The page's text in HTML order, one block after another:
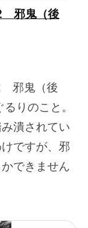
邪鬼（後
邪鬼（後
りのこと。
潰されてい
ですが、邪
できません